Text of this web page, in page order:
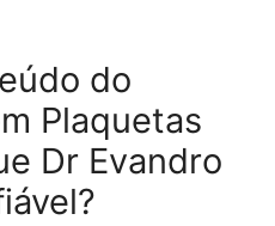
do
Plaquetas
Dr Evandro